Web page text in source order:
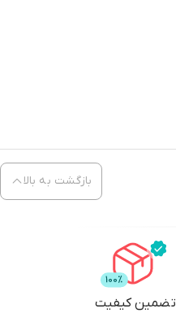
بازگشت به بالا
تضمین کیفیت